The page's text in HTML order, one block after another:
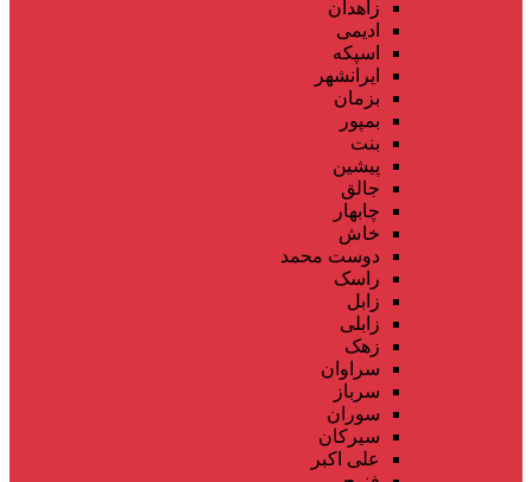
زاهدان
ادیمی
اسپکه
ایرانشهر
بزمان
بمپور
بنت
پیشین
جالق
چابهار
خاش
دوست محمد
راسک
زابل
زابلی
زهک
سراوان
سرباز
سوران
سیرکان
علی اکبر